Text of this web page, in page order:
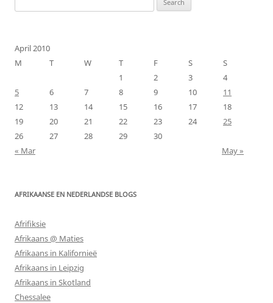
for:
April 2010
M
T W T F S
S
1
2 3
4
5
6 7 8 9 10
11
12
13 14 15 16 17
18
19
20 21 22 23 24
25
26
27 28 29
30
« Mar
May »
AFRIKAANSE EN NEDERLANDSE BLOGS
Afrifiksie
Afrikaans @ Maties
Afrikaans in Kalifornieë
Afrikaans in Leipzig
Afrikaans in Skotland
Chessalee